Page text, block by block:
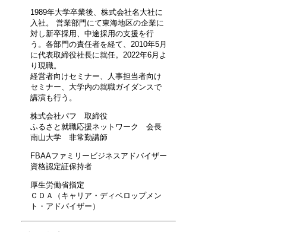
1989年大学卒業後、株式会社名大社に
入社。 営業部門にて東海地区の企業に
対し新卒採用、中途採用の支援を行
う。各部門の責任者を経て、2010年5月
に代表取締役社長に就任。2022年6月よ
り現職。
経営者向けセミナー、人事担当者向け
セミナー、大学内の就職ガイダンスで
講演も行う。
株式会社パフ 取締役
ふるさと就職応援ネットワーク 会長
南山大学 非常勤講師
FBAAファミリービジネスアドバイザー
資格認定証保持者
厚生労働省指定
ＣＤＡ（キャリア・ディベロップメン
ト・アドバイザー）